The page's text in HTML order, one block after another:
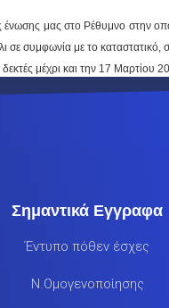
μας στο Ρέθυμνο στην
συμφωνία με το καταστατικό,
μέχρι και την 17
Σημαντικά Εγγραφα
Έντυπο πόθεν έσχες
Ν.Ομογενοποίησης